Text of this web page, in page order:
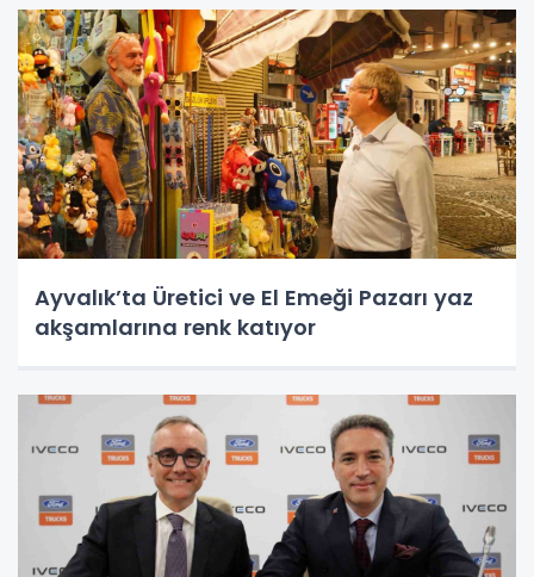
Ayvalık’ta Üretici ve El Emeği Pazarı yaz
akşamlarına renk katıyor